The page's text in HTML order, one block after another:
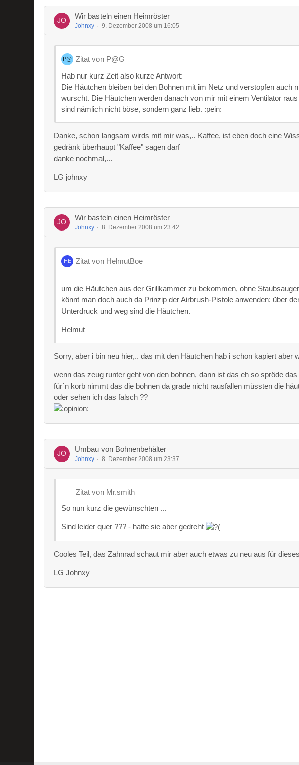
Wir basteln einen Heimröster
Johnxy 9. Dezember 2008 um 16:05
Zitat von P@G
Hab nur kurz Zeit also kurze Antwort:
Die Häutchen bleiben bei den Bohnen mit im Netz und verstopfen auch
wurscht. Die Häutchen werden danach von mir mit einem Ventilator
sind nämlich nicht böse, sondern ganz lieb. :pein:
Danke, schon langsam wirds mit mir was,.. Kaffee, ist eben doch eine
gedränk überhaupt "Kaffee" sagen darf
danke nochmal,...
LG johnxy
Wir basteln einen Heimröster
Johnxy 8. Dezember 2008 um 23:42
Zitat von HelmutBoe
um die Häutchen aus der Grillkammer zu bekommen, ohne
könnt man doch auch da Prinzip der Airbrush-Pistole anwenden: über
Unterdruck und weg sind die Häutchen.
Helmut
Sorry, aber i bin neu hier,.. das mit den Häutchen hab i schon kapiert aber
wenn das zeug runter geht von den bohnen, dann ist das eh so spröde
für´n korb nimmt das die bohnen da grade nicht rausfallen müssten die
oder sehen ich das falsch ??
Umbau von Bohnenbehälter
Johnxy 8. Dezember 2008 um 23:37
Zitat von Mr.smith
So nun kurz die gewünschten ...
Sind leider quer ??? - hatte sie aber gedreht
Cooles Teil, das Zahnrad schaut mir aber auch etwas zu neu aus für
LG Johnxy